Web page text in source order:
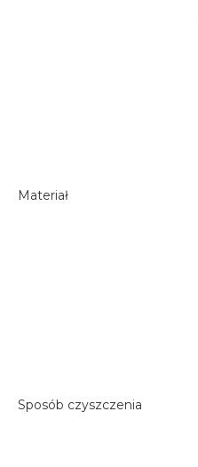
Materiał
Sposób czyszczenia